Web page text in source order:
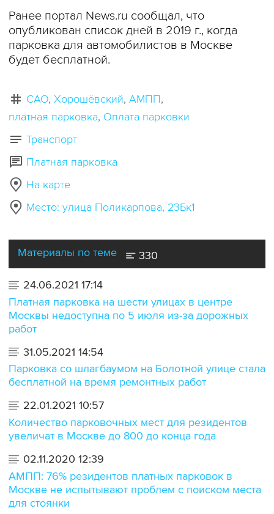
Ранее портал News.ru cообщал, что
опубликован список дней в 2019 г., когда
парковка для автомобилистов в Москве
будет бесплатной.
САО Хорошёвский АМПП
платная парковка Оплата парковки
Транспорт
Платная парковка
На карте
Место: улица Поликарпова, 23Бк1
Материалы по теме 330
24.06.2021 17:14
Платная парковка на шести улицах в центре
Москвы недоступна по 5 июля из-за дорожных
работ
31.05.2021 14:54
Парковка со шлагбаумом на Болотной улице стала
бесплатной на время ремонтных работ
22.01.2021 10:57
Количество парковочных мест для резидентов
увеличат в Москве до 800 до конца года
02.11.2020 12:39
АМПП: 76% резидентов платных парковок в
Москве не испытывают проблем с поиском места
для стоянки